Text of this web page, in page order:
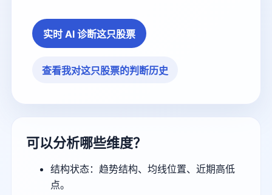
实时 AI 诊断这只股票
查看我对这只股票的判断历史
可以分析哪些维度？
结构状态：趋势结构、均线位置、近期高低
点。